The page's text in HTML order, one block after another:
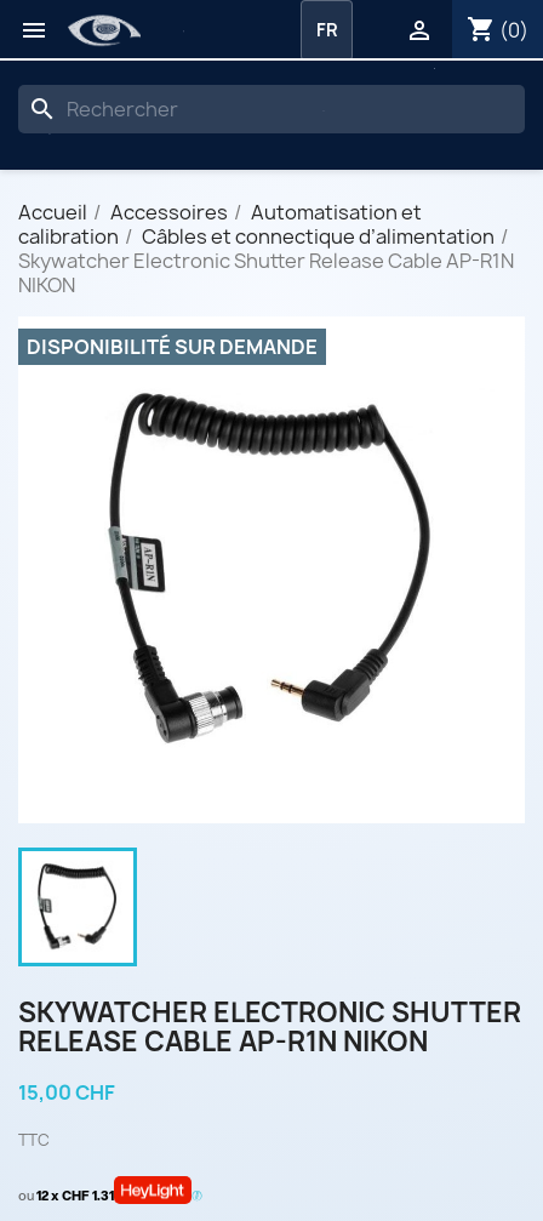
 shopping_cart (0)

FR
search
Accueil Accessoires
Automatisation et
calibration
Câbles et connectique d’alimentation
Skywatcher Electronic Shutter Release Cable AP-R1N
NIKON
DISPONIBILITÉ SUR DEMANDE
SKYWATCHER ELECTRONIC SHUTTER
RELEASE CABLE AP-R1N NIKON
15,00 CHF
TTC
ou12 x CHF 1.31